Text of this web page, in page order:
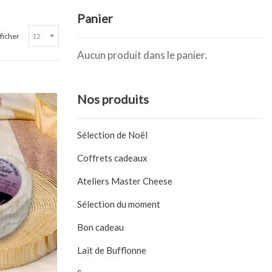
Panier
Aucun produit dans le panier.
Nos produits
Sélection de Noël
Coffrets cadeaux
Ateliers Master Cheese
Sélection du moment
Bon cadeau
Lait de Bufflonne